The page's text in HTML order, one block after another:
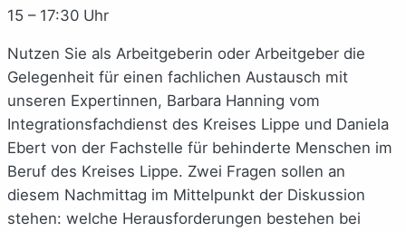
15 – 17:30 Uhr
Nutzen Sie als Arbeitgeberin oder Arbeitgeber die
Gelegenheit für einen fachlichen Austausch mit
unseren Expertinnen, Barbara Hanning vom
Integrationsfachdienst des Kreises Lippe und Daniela
Ebert von der Fachstelle für behinderte Menschen im
Beruf des Kreises Lippe. Zwei Fragen sollen an
diesem Nachmittag im Mittelpunkt der Diskussion
stehen: welche Herausforderungen bestehen bei